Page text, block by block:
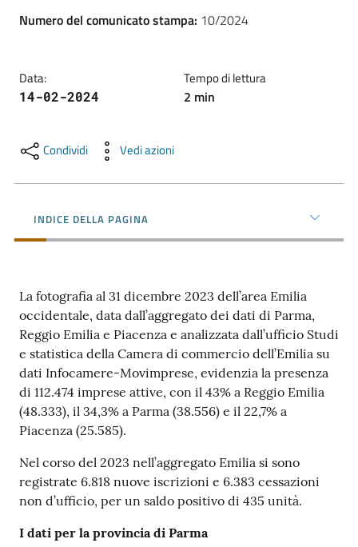
territorio
Tutelare
il
Prenotazioni
on line
Pagamenti
Numero del comunicato stampa: 10/2024
Data:
14-02-2024
Tempo di lettura
2 min
Condividi Vedi azioni
INDICE DELLA PAGINA
La fotografia al 31 dicembre 2023 dell’area Emilia
occidentale, data dall’aggregato dei dati di Parma,
Reggio Emilia e Piacenza e analizzata dall’ufficio Studi
e statistica della Camera di commercio dell’Emilia su
dati Infocamere-Movimprese, evidenzia la presenza
di 112.474 imprese attive, con il 43% a Reggio Emilia
(48.333), il 34,3% a Parma (38.556) e il 22,7% a
Piacenza (25.585).
Nel corso del 2023 nell’aggregato Emilia si sono
registrate 6.818 nuove iscrizioni e 6.383 cessazioni
non d’ufficio, per un saldo positivo di 435 unità.
I dati per la provincia di Parma